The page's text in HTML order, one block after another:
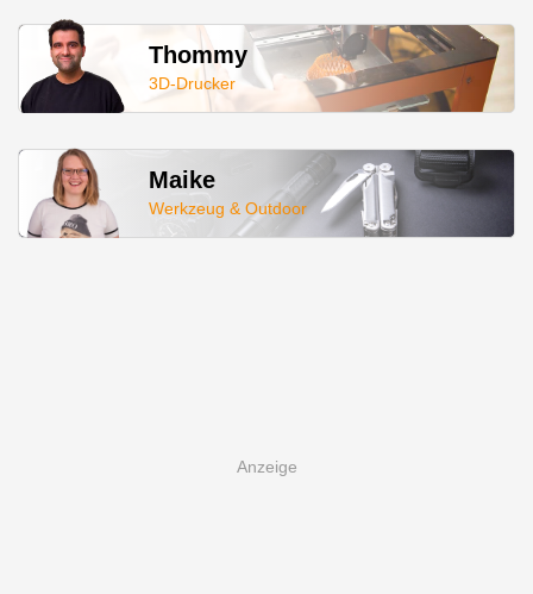
Thommy
3D-Drucker
Maike
Werkzeug & Outdoor